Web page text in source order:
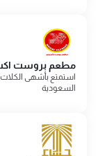
مطعم بروست
استمتع بأشهى
السعودية